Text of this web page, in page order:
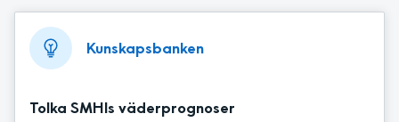
Kunskapsbanken
Tolka SMHIs väderprognoser